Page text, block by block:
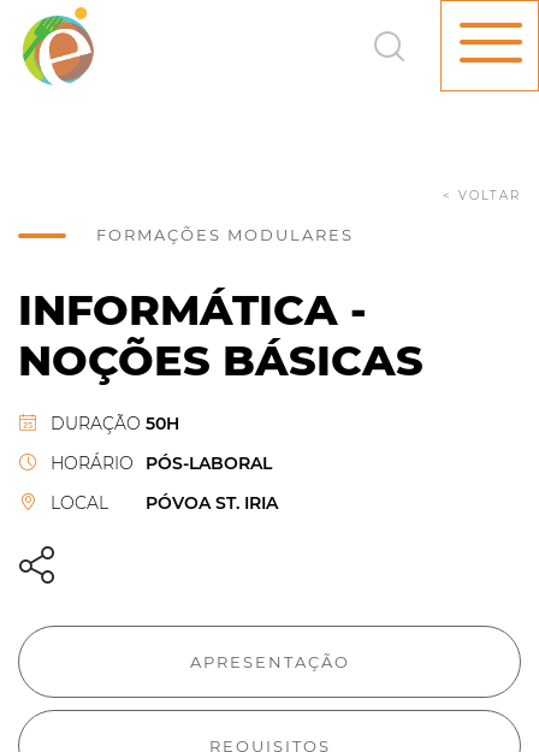
FORMAÇÕES MODULARES
< VOLTAR
INFORMÁTICA -
NOÇÕES BÁSICAS
DURAÇÃO 50H
HORÁRIO
PÓS-LABORAL
LOCAL
PÓVOA ST. IRIA
APRESENTAÇÃO
REQUISITOS